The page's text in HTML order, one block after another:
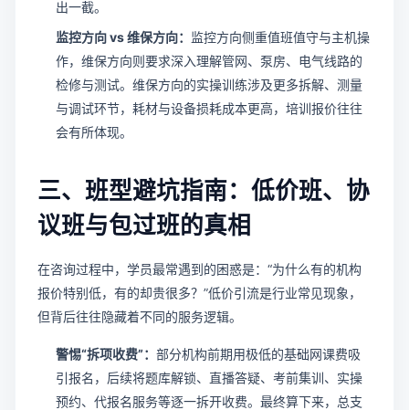
出一截。
监控方向 vs 维保方向： 监控方向侧重值班值守与主机操
作，维保方向则要求深入理解管网、泵房、电气线路的
检修与测试。维保方向的实操训练涉及更多拆解、测量
与调试环节，耗材与设备损耗成本更高，培训报价往往
会有所体现。
三、班型避坑指南：低价班、协
议班与包过班的真相
在咨询过程中，学员最常遇到的困惑是：“为什么有的机构
报价特别低，有的却贵很多？”低价引流是行业常见现象，
但背后往往隐藏着不同的服务逻辑。
警惕“拆项收费”： 部分机构前期用极低的基础网课费吸
引报名，后续将题库解锁、直播答疑、考前集训、实操
预约、代报名服务等逐一拆开收费。最终算下来，总支